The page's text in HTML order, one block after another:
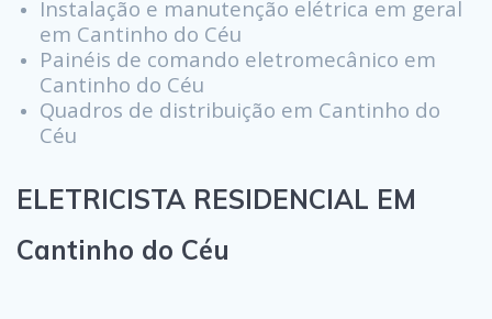
Instalação e manutenção elétrica em geral
em Cantinho do Céu
Painéis de comando eletromecânico em
Cantinho do Céu
Quadros de distribuição em Cantinho do
Céu
ELETRICISTA RESIDENCIAL EM
Cantinho do Céu